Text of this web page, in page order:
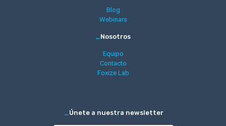
Blog
Webinars
_Nosotros
Equipo
Contacto
Foxize Lab
_Únete a nuestra newsletter